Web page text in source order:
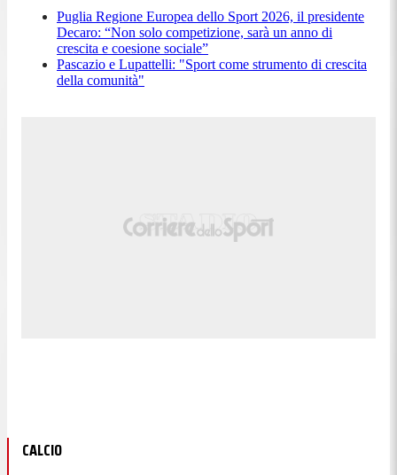
Puglia Regione Europea dello Sport 2026, il presidente
Decaro: “Non solo competizione, sarà un anno di
crescita e coesione sociale”
Pascazio e Lupattelli: "Sport come strumento di crescita
della comunità"
CALCIO